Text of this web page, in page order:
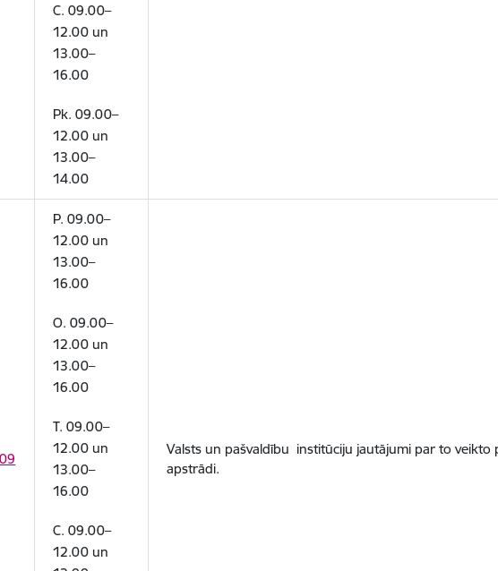
C. 09.00–
12.00 un
13.00–
16.00
Pk. 09.00–
12.00 un
13.00–
14.00
P. 09.00–
12.00 un
13.00–
16.00
O. 09.00–
12.00 un
13.00–
16.00
T. 09.00–
12.00 un
13.00–
16.00
C. 09.00–
12.00 un
Valsts un pašvaldību institūciju jautājumi par to veikto
apstrādi.